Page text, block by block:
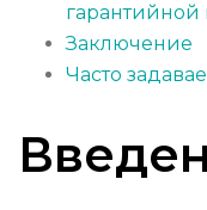
гарантийной
Заключение
Часто